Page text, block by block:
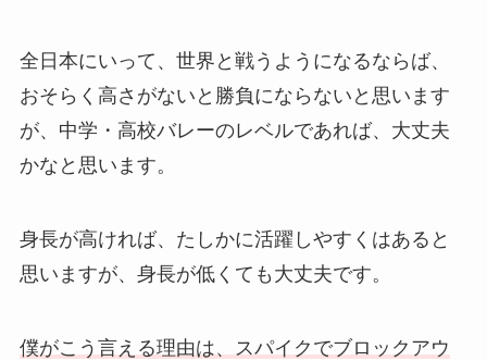
全日本にいって、世界と戦うようになるならば、
おそらく高さがないと勝負にならないと思います
が、中学・高校バレーのレベルであれば、大丈夫
かなと思います。
身長が高ければ、たしかに活躍しやすくはあると
思いますが、身長が低くても大丈夫です。
僕がこう言える理由は、スパイクでブロックアウ